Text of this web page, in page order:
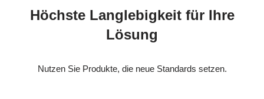
Höchste Langlebigkeit für Ihre
Lösung
Nutzen Sie Produkte, die neue Standards setzen.